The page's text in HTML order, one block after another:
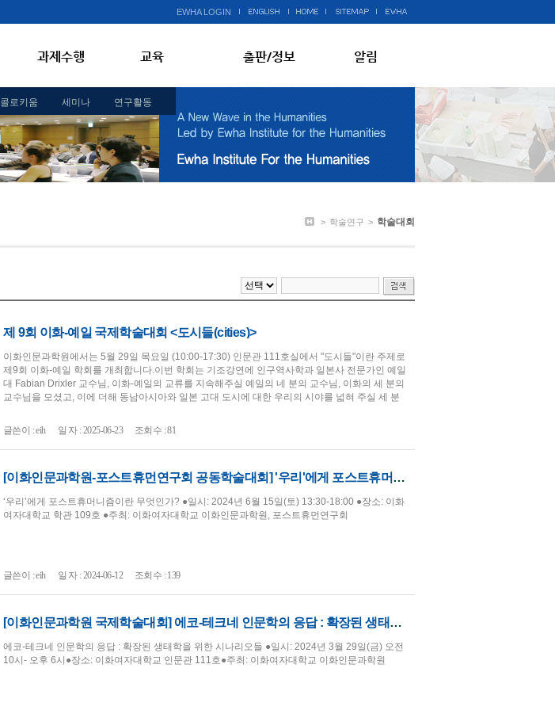
EWHA LOGIN
콜로키움 세미나 연구활동
과제수행 교육 출판/정보 알림
제 9회 이화-예일 국제학술대회 <도시들(cities)>
이화인문과학원에서는 5월 29일 목요일 (10:00-17:30) 인문관 111호실에서 "도시들"이란 주제로
제9회 이화-예일 학회를 개최합니다.이번 학회는 기조강연에 인구역사학과 일본사 전문가인 예일
대 Fabian Drixler 교수님, 이화-예일의 교류를 지속해주실 예일의 네 분의 교수님, 이화의 세 분의
교수님을 모셨고, 이에 더해 동남아시아와 일본 고대 도시에 대한 우리의 시야를 넓혀 주실 세 분
것과 변해온 것은 무엇인지에 대해 문학...
글쓴이 : eih 일 자 : 2025-06-23 조회수 : 81
[이화인문과학원-포스트휴먼연구회 공동학술대회] '우리'에게 포스트휴머니즘이란 무엇인가?
‘우리’에게 포스트휴머니즘이란 무엇인가? ●일시: 2024년 6월 15일(토) 13:30-18:00 ●장소: 이화
여자대학교 학관 109호 ●주최: 이화여자대학교 이화인문과학원, 포스트휴먼연구회
글쓴이 : eih 일 자 : 2024-06-12 조회수 : 139
[이화인문과학원 국제학술대회] 에코-테크네 인문학의 응답 : 확장된 생태학을 위한 시나리오들
에코-테크네 인문학의 응답 : 확장된 생태학을 위한 시나리오들 ●일시: 2024년 3월 29일(금) 오전
10시- 오후 6시●장소: 이화여자대학교 인문관 111호●주최: 이화여자대학교 이화인문과학원
> 학술연구 > 학술대회